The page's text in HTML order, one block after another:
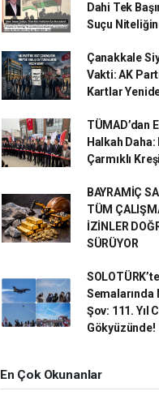
Dahi Tek
Suçu
Çanakkale
Vakti: AK
Kartlar
TÜMAD’dan
Halkah
Çarmıklı Kreşi
BAYRAMİÇ
TÜM
İZİNLER
SÜRÜYOR
Semalarında
Şov: 111. Yıl
Gökyüzünde!
En Çok Okunanlar